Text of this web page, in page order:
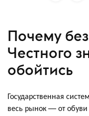
Почему
Честного
обойтись
Государственная
весь рынок — от